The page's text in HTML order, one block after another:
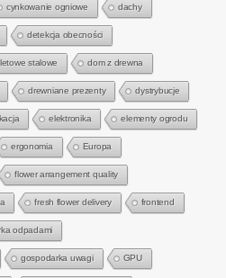
cynkowanie ogniowe dachy
detekcja obecności
stalowe dom z drewna
drewniane prezenty dystrybucje
elektronika elementy ogrodu
ergonomia Europa
flower arrangement quality
fresh flower delivery frontend
odpadami
gospodarka uwagi GPU